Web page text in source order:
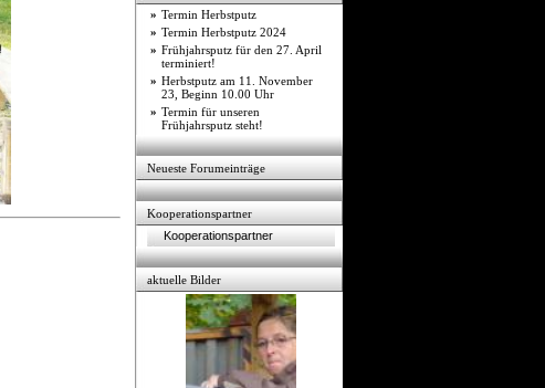
» Termin Herbstputz
» Termin Herbstputz 2024
» Frühjahrsputz für den 27. April
terminiert!
» Herbstputz am 11. November
23, Beginn 10.00 Uhr
» Termin für unseren
Frühjahrsputz steht!
Neueste Forumeinträge
Kooperationspartner
Kooperationspartner
aktuelle Bilder